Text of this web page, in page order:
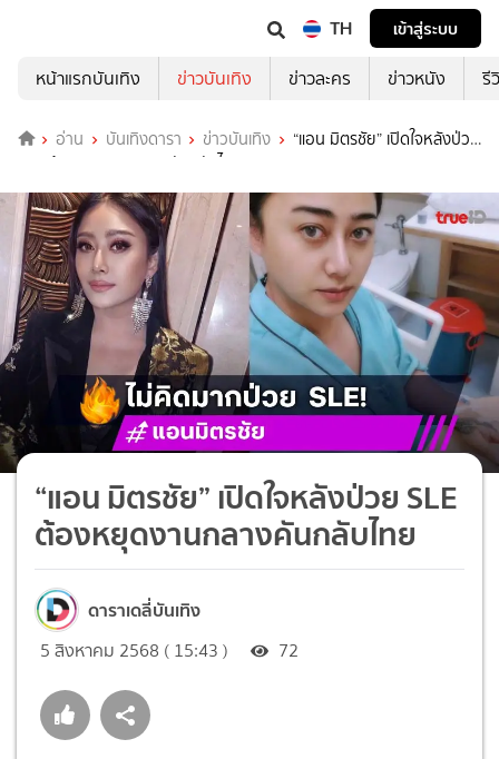
TH
เข้าสู่ระบบ
หน้าแรกบันเทิง
ข่าวบันเทิง ข่าวละคร ข่าวหนัง รี
อ่าน บันเทิงดารา ข่าวบันเทิง
“แอน มิตรชัย” เปิดใจหลังป่วย
SLE ต้องหยุดงานกลางคันกลับไทย
“แอน มิตรชัย” เปิดใจหลังป่วย SLE
ต้องหยุดงานกลางคันกลับไทย
ดาราเดลี่บันเทิง
5 สิงหาคม 2568 ( 15:43 ) 72